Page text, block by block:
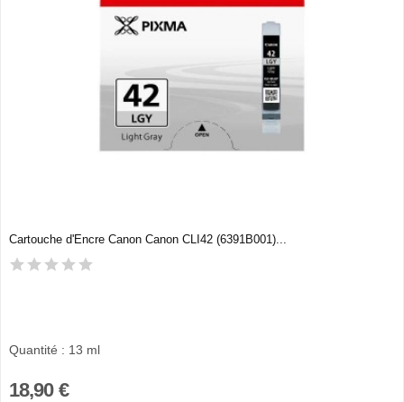
Cartouche d'Encre Canon Canon CLI42 (6391B001)...
Quantité : 13 ml
18,90 €